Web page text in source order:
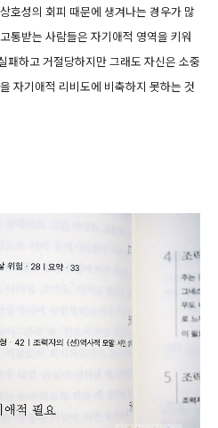
호성의 회피 때문에 생겨나는 경우가 많
통받는 사람들은 자기애적 영역을 키워
패하고 거절당하지만 그래도 자신은 소중
자기애적 리비도에 비축하지 못하는 것